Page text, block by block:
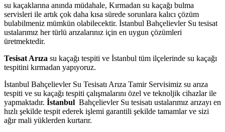
su kaçaklarına anında müdahale, Kırmadan su kaçağı bulma
servisleri ile artık çok daha kısa sürede sorunlara kalıcı çözüm
bulabilmeniz mümkün olabilecektir. İstanbul Bahçelievler Su tesisat
ustalarımız her türlü arızalarınız için en uygun çözümleri
üretmektedir.
Tesisat Arıza su kaçağı tespiti ve İstanbul tüm ilçelerinde su kaçağı
tespitini kırmadan yapıyoruz.
İstanbul Bahçelievler Su Tesisatı Arıza Tamir Servisimiz su arıza
tespiti ve su kaçağı tespiti çalışmalarını özel ve teknoljik cihazlar ile
yapmaktadır. İstanbul Bahçelievler Su tesisatı ustalarımız arızayı en
hızlı şekilde tespit ederek işlemi garantili şekilde tamamlar ve sizi
ağır mali yüklerden kurtarır.